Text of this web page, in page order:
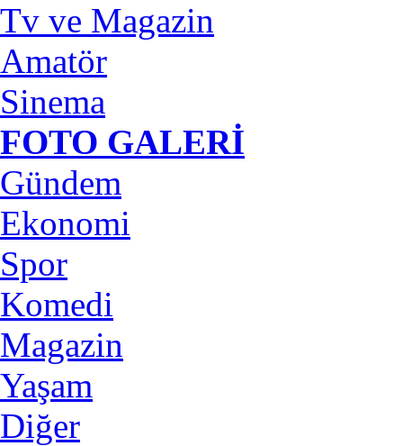
Tv ve Magazin
Amatör
Sinema
FOTO GALERİ
Gündem
Ekonomi
Spor
Komedi
Magazin
Yaşam
Diğer